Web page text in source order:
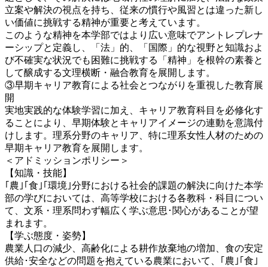
立案や解決の視点を持ち、従来の慣行や風習とは違った新し
い価値に挑戦する精神が重要と考えています。
このような精神を本学部ではより広い意味でアントレプレナ
ーシップと定義し、「法」的、「国際」的な視野と知識およ
び不確実な状況でも困難に挑戦する「精神」を根幹の素養と
して醸成する文理横断・融合教育を展開します。
③早期キャリア教育による社会とつながりを重視した教育展
開
実地実践的な体験学習に加え、キャリア教育科目を必修化す
ることにより、早期体験とキャリアイメージの連動を意識付
けします。理系分野のキャリア、特に理系女性人材のための
早期キャリア教育を展開します。
＜アドミッションポリシー＞
【知識・技能】
｢農｣｢食｣｢環境｣分野における社会的課題の解決に向けた本学
部の学びにおいては、高等学校における各教科・科目につい
て、文系・理系問わず幅広く学ぶ意思･関心があることが望
まれます。
【学ぶ態度・姿勢】
農業人口の減少、高齢化による耕作放棄地の増加、食の安定
供給･安全などの問題を抱えている農業において、｢農｣｢食｣